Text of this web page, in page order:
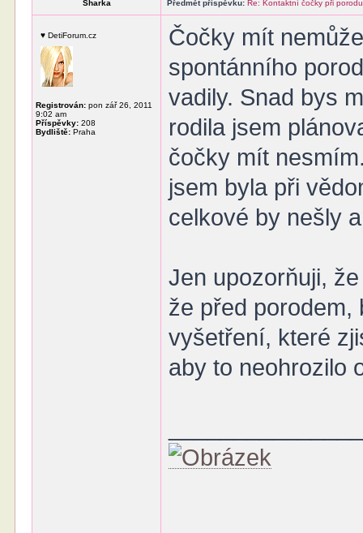
Sharka Předmět příspěvku: Re: Kontaktní čočky při porodu
♥ DetiForum.cz
Registrován: pon zář 26, 2011
9:02 am
Příspěvky: 208
Bydliště: Praha
Čočky mít
spontánního
vadily. Snad bys
rodila jsem
čočky mít
jsem byla při
celkové by nešly
Jen upozorňuji,
že před porodem,
vyšetření, které
aby to neohrozilo